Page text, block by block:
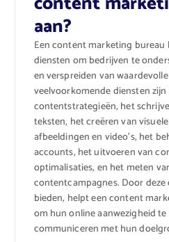
aan?
Een content marketing bureau
diensten om bedrijven te
en verspreiden van
veelvoorkomende diensten
contentstrategieën, het
teksten, het creëren van
afbeeldingen en video’s, het
accounts, het uitvoeren van
optimalisaties, en het meten
contentcampagnes. Door
bieden, helpt een content
om hun online aanwezigheid
communiceren met hun